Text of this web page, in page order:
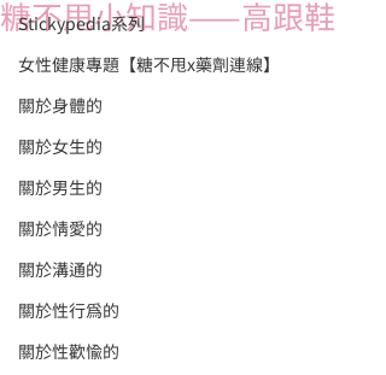
Stickypedia系列
女性健康專題【糖不甩x藥劑連線】
關於身體的
關於女生的
關於男生的
關於情愛的
關於溝通的
關於性行為的
關於性歡愉的
糖不甩小知識——高跟鞋